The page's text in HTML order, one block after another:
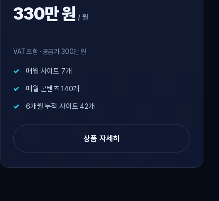
330만 원 / 월
VAT 포함 · 공급가 300만 원
매월 사이트 7개
매월 콘텐츠 140개
6개월 누적 사이트 42개
상품 자세히